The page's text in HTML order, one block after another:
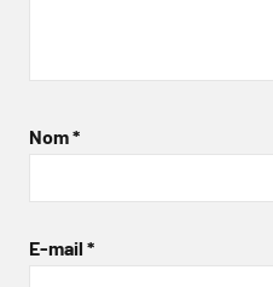
Nom*
E-mail *